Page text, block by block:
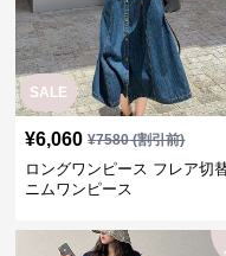
SALE
¥6,060 ¥7580(割引前)
ロングワンピース フレア切
ニムワンピース